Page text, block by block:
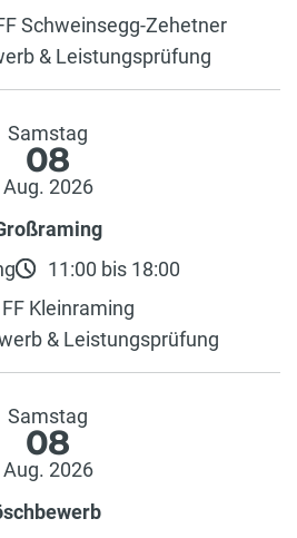
Schweinsegg-Zehetner
& Leistungsprüfung
Samstag
08
Aug. 2026
11:00 bis 18:00
FF Kleinraming
& Leistungsprüfung
Samstag
08
Aug. 2026